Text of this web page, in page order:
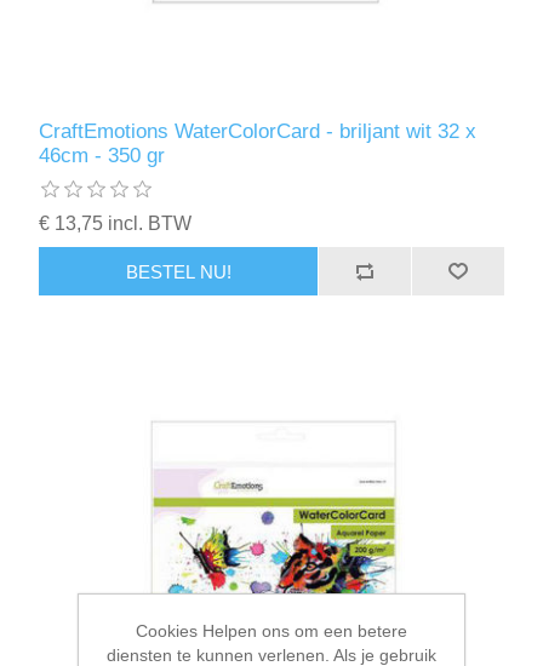
CraftEmotions WaterColorCard - briljant wit 32 x
46cm - 350 gr
€ 13,75 incl. BTW
BESTEL NU!
Cookies Helpen ons om een betere
diensten te kunnen verlenen. Als je gebruik